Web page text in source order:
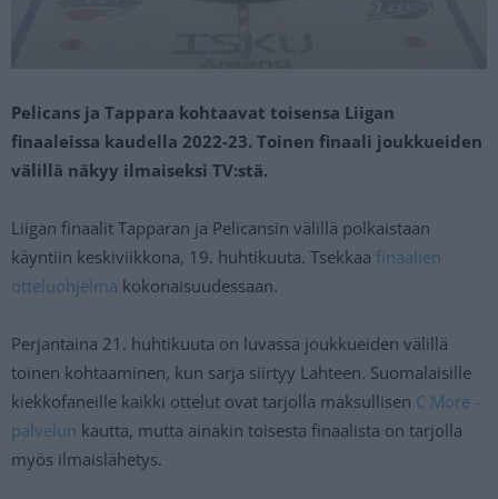
Pelicans ja Tappara kohtaavat toisensa Liigan
finaaleissa kaudella 2022-23. Toinen finaali joukkueiden
välillä näkyy ilmaiseksi TV:stä.
Liigan finaalit Tapparan ja Pelicansin välillä polkaistaan
käyntiin keskiviikkona, 19. huhtikuuta. Tsekkaa finaalien
otteluohjelma kokonaisuudessaan.
Perjantaina 21. huhtikuuta on luvassa joukkueiden välillä
toinen kohtaaminen, kun sarja siirtyy Lahteen. Suomalaisille
kiekkofaneille kaikki ottelut ovat tarjolla maksullisen C More -
palvelun kautta, mutta ainakin toisesta finaalista on tarjolla
myös ilmaislähetys.